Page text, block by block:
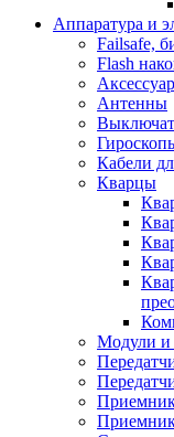
Аппаратура и
Failsafe,
Flash
Антенны
Кабели
Кварцы
Модули и